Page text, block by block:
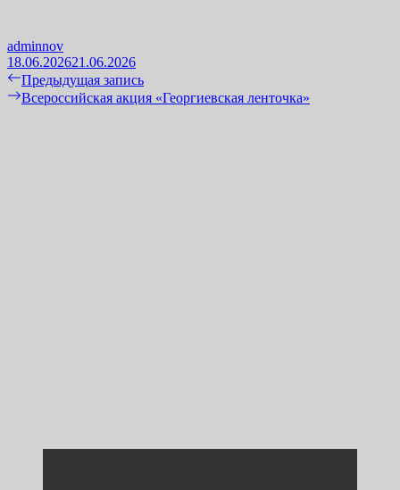
adminnov
18.06.202621.06.2026
Навигация
по
Previous
post:
Предыдущая запись
Next
Всероссийская акция «Георгиевская ленточка»